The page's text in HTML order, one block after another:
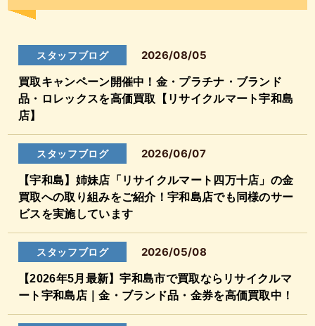
スタッフブログ 2026/08/05
買取キャンペーン開催中！金・プラチナ・ブランド
品・ロレックスを高価買取【リサイクルマート宇和島
店】
スタッフブログ 2026/06/07
【宇和島】姉妹店「リサイクルマート四万十店」の金
買取への取り組みをご紹介！宇和島店でも同様のサー
ビスを実施しています
スタッフブログ 2026/05/08
【2026年5月最新】宇和島市で買取ならリサイクルマ
ート宇和島店｜金・ブランド品・金券を高価買取中！